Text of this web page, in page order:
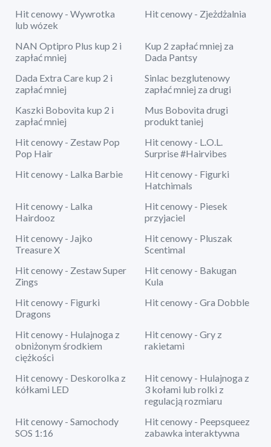
Hit cenowy - Wywrotka
lub wózek
Hit cenowy - Zjeżdżalnia
NAN Optipro Plus kup 2 i
zapłać mniej
Kup 2 zapłać mniej za
Dada Pantsy
Dada Extra Care kup 2 i
zapłać mniej
Sinlac bezglutenowy
zapłać mniej za drugi
Kaszki Bobovita kup 2 i
zapłać mniej
Mus Bobovita drugi
produkt taniej
Hit cenowy - Zestaw Pop
Pop Hair
Hit cenowy - L.O.L.
Surprise #Hairvibes
Hit cenowy - Lalka Barbie
Hit cenowy - Figurki
Hatchimals
Hit cenowy - Lalka
Hairdooz
Hit cenowy - Piesek
przyjaciel
Hit cenowy - Jajko
Treasure X
Hit cenowy - Pluszak
Scentimal
Hit cenowy - Zestaw Super
Zings
Hit cenowy - Bakugan
Kula
Hit cenowy - Figurki
Dragons
Hit cenowy - Gra Dobble
Hit cenowy - Hulajnoga z
obniżonym środkiem
ciężkości
Hit cenowy - Gry z
rakietami
Hit cenowy - Deskorolka z
kółkami LED
Hit cenowy - Hulajnoga z
3 kołami lub rolki z
regulacją rozmiaru
Hit cenowy - Samochody
SOS 1:16
Hit cenowy - Peepsqueez
zabawka interaktywna